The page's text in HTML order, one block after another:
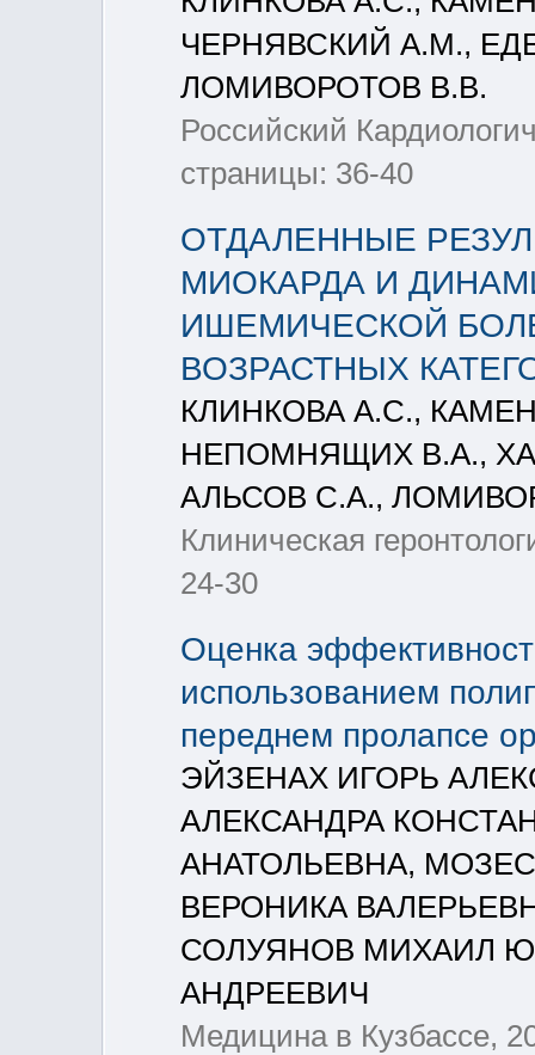
ЧЕРНЯВСКИЙ А.М.,
ЛОМИВОРОТОВ В.В.
Российский
страницы: 36-40
ОТДАЛЕННЫЕ
МИОКАРДА И
ИШЕМИЧЕСКОЙ
ВОЗРАСТНЫХ
КЛИНКОВА А.С.,
НЕПОМНЯЩИХ В.А.,
АЛЬСОВ С.А.,
Клиническая
24-30
Оценка
использованием
переднем пролапсе
ЭЙЗЕНАХ ИГОРЬ
АЛЕКСАНДРА
АНАТОЛЬЕВНА,
ВЕРОНИКА
СОЛУЯНОВ МИХАИЛ
АНДРЕЕВИЧ
Медицина в Кузбассе,